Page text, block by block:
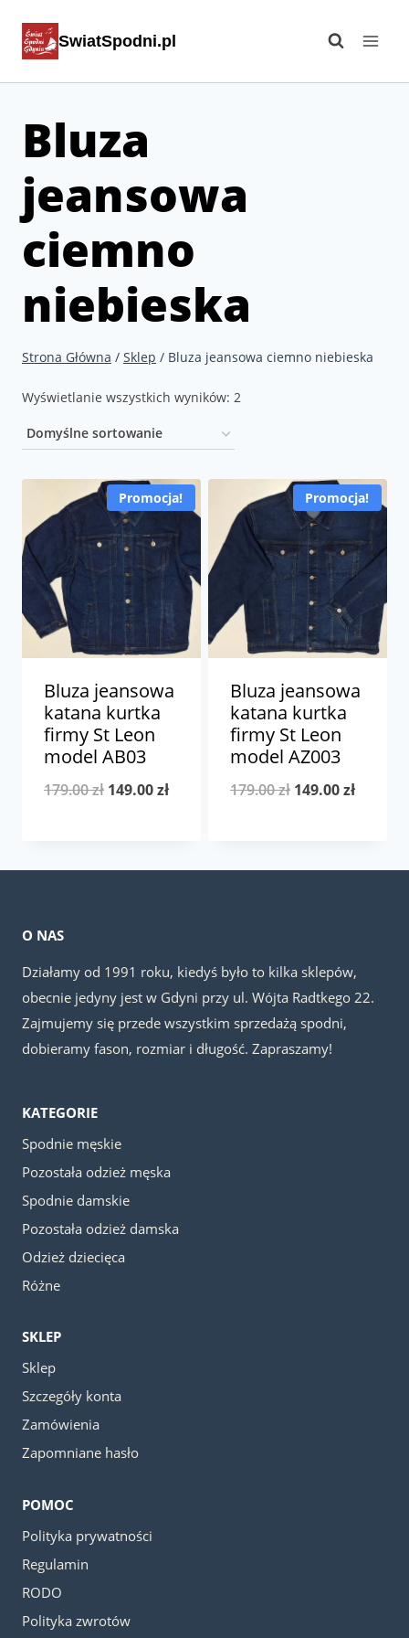
SwiatSpodni.pl
Bluza
jeansowa
ciemno
niebieska
Strona Główna / Sklep / Bluza jeansowa ciemno niebieska
Wyświetlanie wszystkich wyników: 2
Promocja!
Bluza jeansowa
katana kurtka
firmy St Leon
model AB03
179.00zł Pierwotna
179.00 zł.
149.00złAktualna
149.00 zł.
Promocja!
Bluza jeansowa
katana kurtka
firmy St Leon
model AZ003
179.00zł Pierwotna
179.00 zł.
149.00zł
149.00
O NAS
Działamy od 1991 roku, kiedyś było to kilka sklepów,
obecnie jedyny jest w Gdyni przy ul. Wójta Radtkego 22.
Zajmujemy się przede wszystkim sprzedażą spodni,
dobieramy fason, rozmiar i długość. Zapraszamy!
KATEGORIE
Spodnie męskie
Pozostała odzież męska
Spodnie damskie
Pozostała odzież damska
Odzież dziecięca
Różne
SKLEP
Sklep
Szczegóły konta
Zamówienia
Zapomniane hasło
POMOC
Polityka prywatności
Regulamin
RODO
Polityka zwrotów